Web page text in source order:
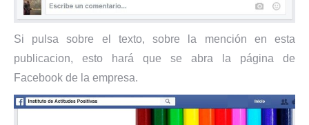
Si pulsa sobre el texto, sobre la mención en esta
publicacion, esto hará que se abra la página de
Facebook de la empresa.